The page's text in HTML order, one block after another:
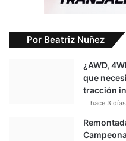
Por Beatriz Nuñez
¿AWD,
que
tracción
hace 3 días